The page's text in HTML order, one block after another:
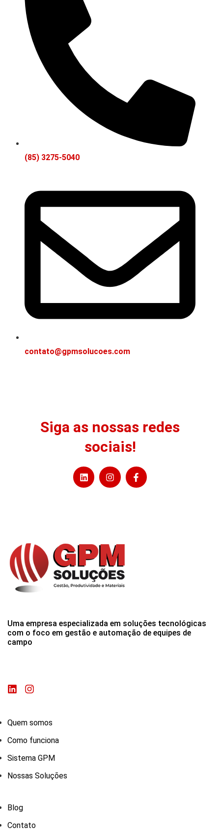
(85) 3275-5040
contato@gpmsolucoes.com
Siga as nossas redes
sociais!
Uma empresa especializada em soluções tecnológicas
com o foco em gestão e automação de equipes de
campo
Quem somos
Como funciona
Sistema GPM
Nossas Soluções
Blog
Contato